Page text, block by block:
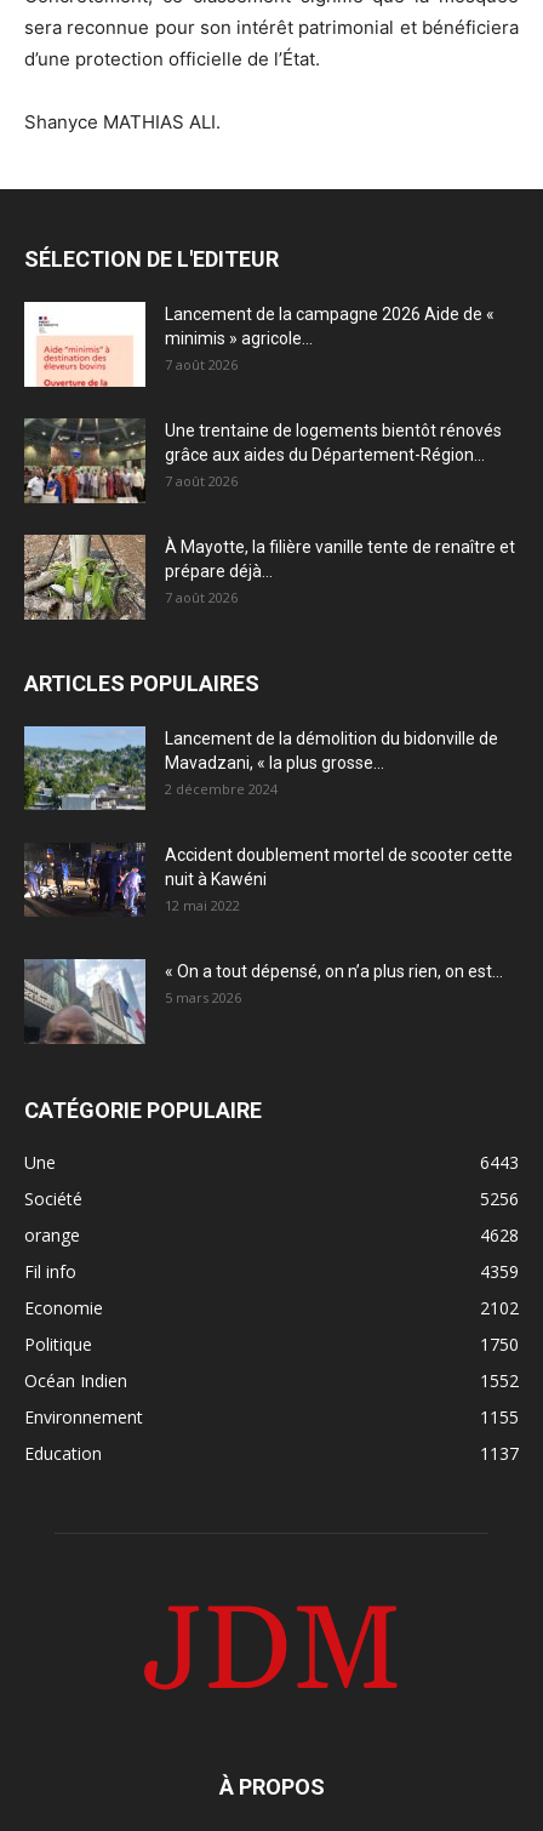
sera reconnue pour son intérêt patrimonial et bénéficiera
d’une protection officielle de l’État.
Shanyce MATHIAS ALI.
SÉLECTION DE L'EDITEUR
Lancement de la campagne 2026 Aide de «
minimis » agricole...
7 août 2026
Une trentaine de logements bientôt rénovés
grâce aux aides du Département-Région...
7 août 2026
À Mayotte, la filière vanille tente de renaître et
prépare déjà...
7 août 2026
ARTICLES POPULAIRES
Lancement de la démolition du bidonville de
Mavadzani, « la plus grosse...
2 décembre 2024
Accident doublement mortel de scooter cette
nuit à Kawéni
12 mai 2022
« On a tout dépensé, on n’a plus rien, on est...
5 mars 2026
CATÉGORIE POPULAIRE
Une
6443
Société
5256
orange
4628
Fil info
4359
Economie
2102
Politique
1750
Océan Indien
1552
Environnement
1155
Education
1137
À PROPOS